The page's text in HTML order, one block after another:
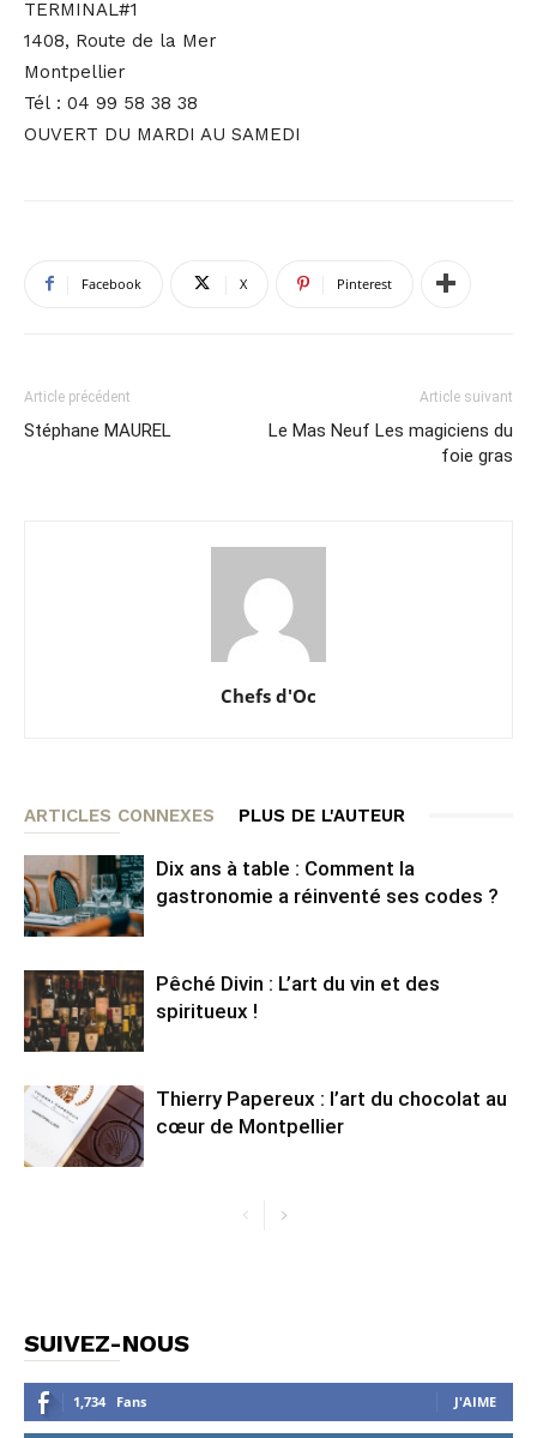
TERMINAL#1
1408, Route de la Mer
Montpellier
Tél : 04 99 58 38 38
OUVERT DU MARDI AU SAMEDI
Facebook X Pinterest
Article précédent
Stéphane MAUREL
Article suivant
Le Mas Neuf Les magiciens du
foie gras
Chefs d'Oc
ARTICLES CONNEXES PLUS DE L'AUTEUR
Dix ans à table : Comment la
gastronomie a réinventé ses codes ?
Pêché Divin : L’art du vin et des
spiritueux !
Thierry Papereux : l’art du chocolat au
cœur de Montpellier
SUIVEZ-NOUS
1,734 Fans J'AIME